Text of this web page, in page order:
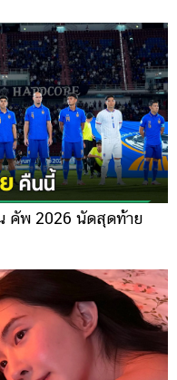
คัพ 2026 นัดสุดท้าย